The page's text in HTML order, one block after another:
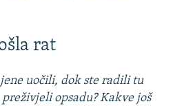
rat
uočili, dok ste radili tu
opsadu? Kakve još